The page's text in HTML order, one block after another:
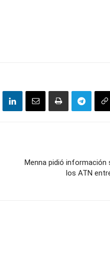
Menna pidió información
los ATN